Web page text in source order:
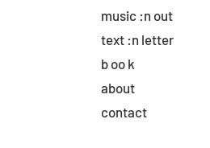
music :n out
text :n letter
b oo k
about
contact